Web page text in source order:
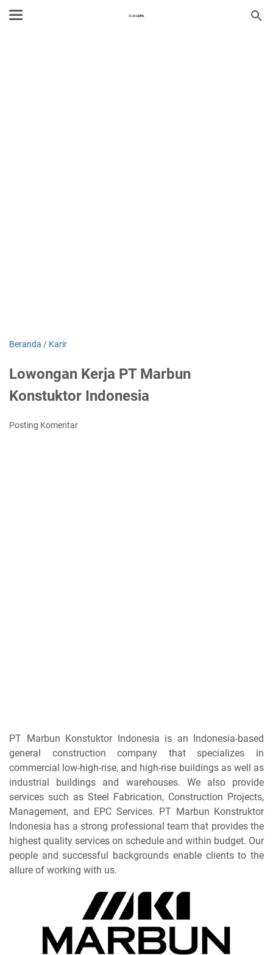
Beranda / Karir
Lowongan Kerja PT Marbun
Konstuktor Indonesia
Posting Komentar
PT Marbun Konstuktor Indonesia is an Indonesia-based
general construction company that specializes in
commercial low-high-rise, and high-rise buildings as well as
industrial buildings and warehouses. We also provide
services such as Steel Fabrication, Construction Projects,
Management, and EPC Services. PT Marbun Konstruktor
Indonesia has a strong professional team that provides the
highest quality services on schedule and within budget. Our
people and successful backgrounds enable clients to the
allure of working with us.